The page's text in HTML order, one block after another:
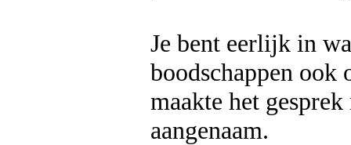
Je bent eerlijk in
boodschappen ook
maakte het
aangenaam.